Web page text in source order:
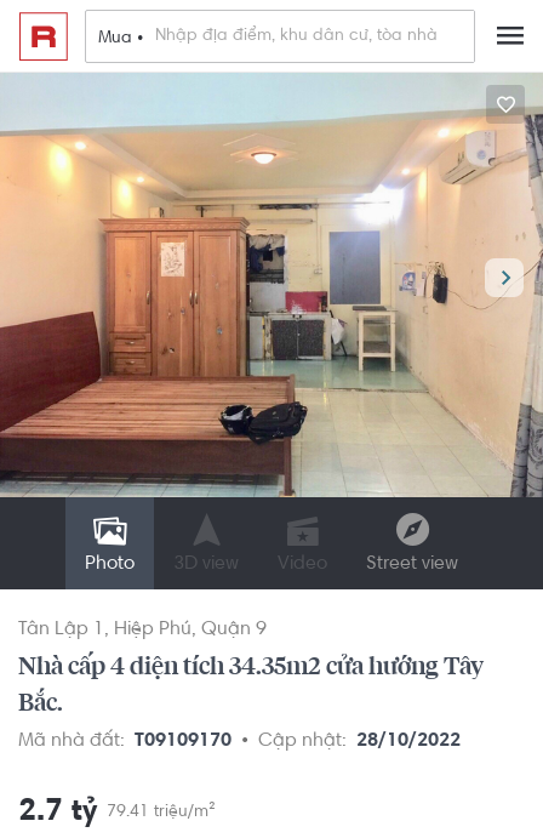
Mua •
Photo 3D view Video Street view
Tân Lập 1 Hiệp Phú Quận 9
Nhà cấp 4 diện tích 34.35m2 cửa hướng Tây
Bắc.
Mã nhà đất: T09109170 Cập nhật: 28/10/2022
2.7 tỷ 79.41 triệu/m²